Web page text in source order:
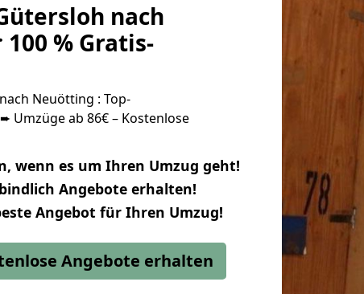
nach
% Gratis-
Neuötting : Top-
Umzüge ab 86€ – Kostenlose
wenn es um Ihren Umzug geht!
Angebote erhalten!
Angebot für Ihren Umzug!
Angebote erhalten